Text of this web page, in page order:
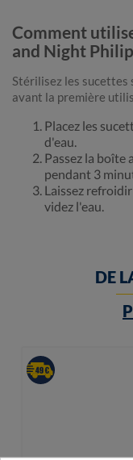
Comment
and Night
Stérilisez les sucettes
avant la première
Placez les
d'eau.
Passez la boîte
pendant 3
Laissez
videz l'eau.
DE